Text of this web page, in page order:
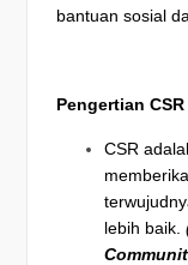
bantuan sosial
Pengertian
CSR
lebih baik.